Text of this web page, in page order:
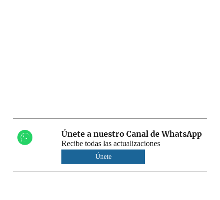
Únete a nuestro Canal de WhatsApp
Recibe todas las actualizaciones
Únete